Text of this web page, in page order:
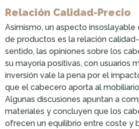
Relación Calidad-Precio
Asimismo, un aspecto insoslayable
de productos es la relación
sentido, las opiniones sobre los
su mayoría positivas, con usuarios
inversión vale la pena por el
que el cabecero aporta al
Algunas discusiones apuntan a
materiales y concluyen que los
ofrecen un equilibrio entre coste y